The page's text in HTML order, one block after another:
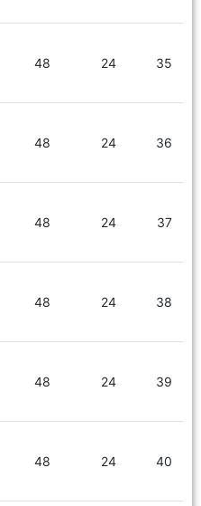
35
24
48
36
24
48
37
24
48
38
24
48
39
24
48
40
24
48